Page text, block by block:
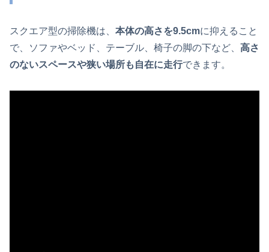
スクエア型の掃除機は、 本体の高さを9.5cmに抑えること
で、ソファやベッド、テーブル、椅子の脚の下など、 高さ
のないスペースや狭い場所も自在に走行できます。